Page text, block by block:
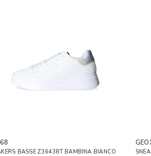
BASSE Z36438T BAMBINA BIANCO